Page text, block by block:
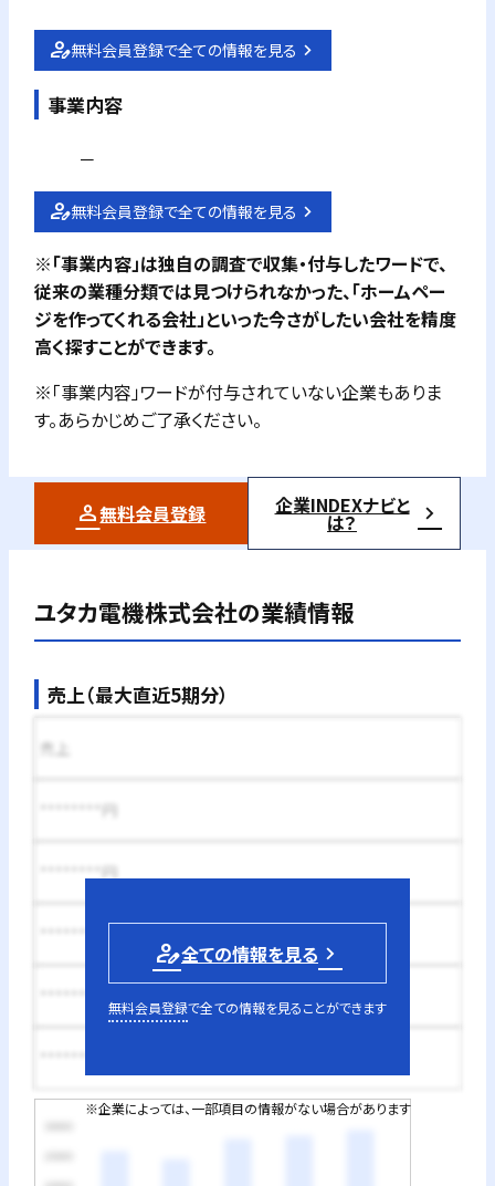
無料会員登録で全ての情報を見る
事業内容
－
無料会員登録で全ての情報を見る
※「事業内容」は独自の調査で収集・付与したワードで、
従来の業種分類では見つけられなかった、「ホームペー
ジを作ってくれる会社」といった今さがしたい会社を精度
高く探すことができます。
※「事業内容」ワードが付与されていない企業もありま
す。あらかじめご了承ください。
無料会員登録 企業INDEXナビと
は？
ユタカ電機株式会社の業績情報
売上（最大直近5期分）
売上
********円
********円
********円
person_edit全ての情報を見る
無料会員登録で全ての情報を見ることができます
※企業によっては、一部項目の情報がない場合があります